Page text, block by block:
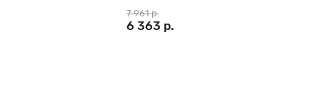
7 961 р.
6 363 р.